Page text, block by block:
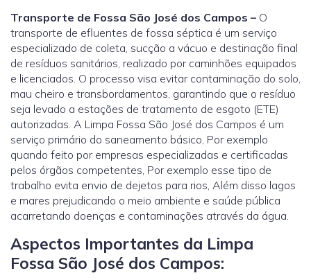
Transporte de Fossa São José dos Campos – O
transporte de efluentes de fossa séptica é um serviço
especializado de coleta, sucção a vácuo e destinação final
de resíduos sanitários, realizado por caminhões equipados
e licenciados. O processo visa evitar contaminação do solo,
mau cheiro e transbordamentos, garantindo que o resíduo
seja levado a estações de tratamento de esgoto (ETE)
autorizadas. A Limpa Fossa São José dos Campos é um
serviço primário do saneamento básico, Por exemplo
quando feito por empresas especializadas e certificadas
pelos órgãos competentes, Por exemplo esse tipo de
trabalho evita envio de dejetos para rios, Além disso lagos
e mares prejudicando o meio ambiente e saúde pública
acarretando doenças e contaminações através da água.
Aspectos Importantes da Limpa
Fossa São José dos Campos: